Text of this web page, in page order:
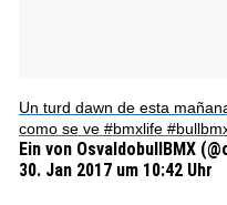
Un turd dawn de esta
como se ve #bmxlife
Ein von OsvaldobullBMX
30. Jan 2017 um 10:42 Uhr